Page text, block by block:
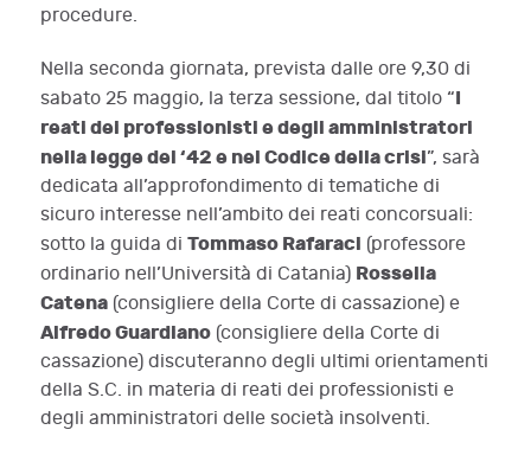
procedure.
Nella seconda giornata, prevista dalle ore 9,30 di
sabato 25 maggio, la terza sessione, dal titolo “I
reati dei professionisti e degli amministratori
nella legge del ‘42 e nel Codice della crisi”, sarà
dedicata all’approfondimento di tematiche di
sicuro interesse nell’ambito dei reati concorsuali:
sotto la guida di Tommaso Rafaraci (professore
ordinario nell’Università di Catania) Rossella
Catena (consigliere della Corte di cassazione) e
Alfredo Guardiano (consigliere della Corte di
cassazione) discuteranno degli ultimi orientamenti
della S.C. in materia di reati dei professionisti e
degli amministratori delle società insolventi.